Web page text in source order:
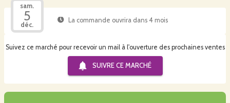
sam.
5
déc.
La commande ouvrira dans 4 mois
Suivez ce marché pour recevoir un mail à l'ouverture des prochaines ventes
SUIVRE CE MARCHÉ